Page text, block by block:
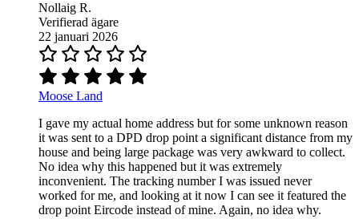
Nollaig R.
Verifierad ägare
22 januari 2026
Moose Land
I gave my actual home address but for some unknown reason
it was sent to a DPD drop point a significant distance from my
house and being large package was very awkward to collect.
No idea why this happened but it was extremely
inconvenient. The tracking number I was issued never
worked for me, and looking at it now I can see it featured the
drop point Eircode instead of mine. Again, no idea why.